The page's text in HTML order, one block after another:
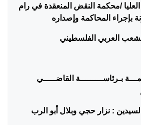
/محكمة النقض المنعقدة في رام
بإجراء المحاكمة وإصداره
العربي الفلسطيني
بـرئاســـــــــة القاضـــــي
: نزار حجي وبلال أبو الرب